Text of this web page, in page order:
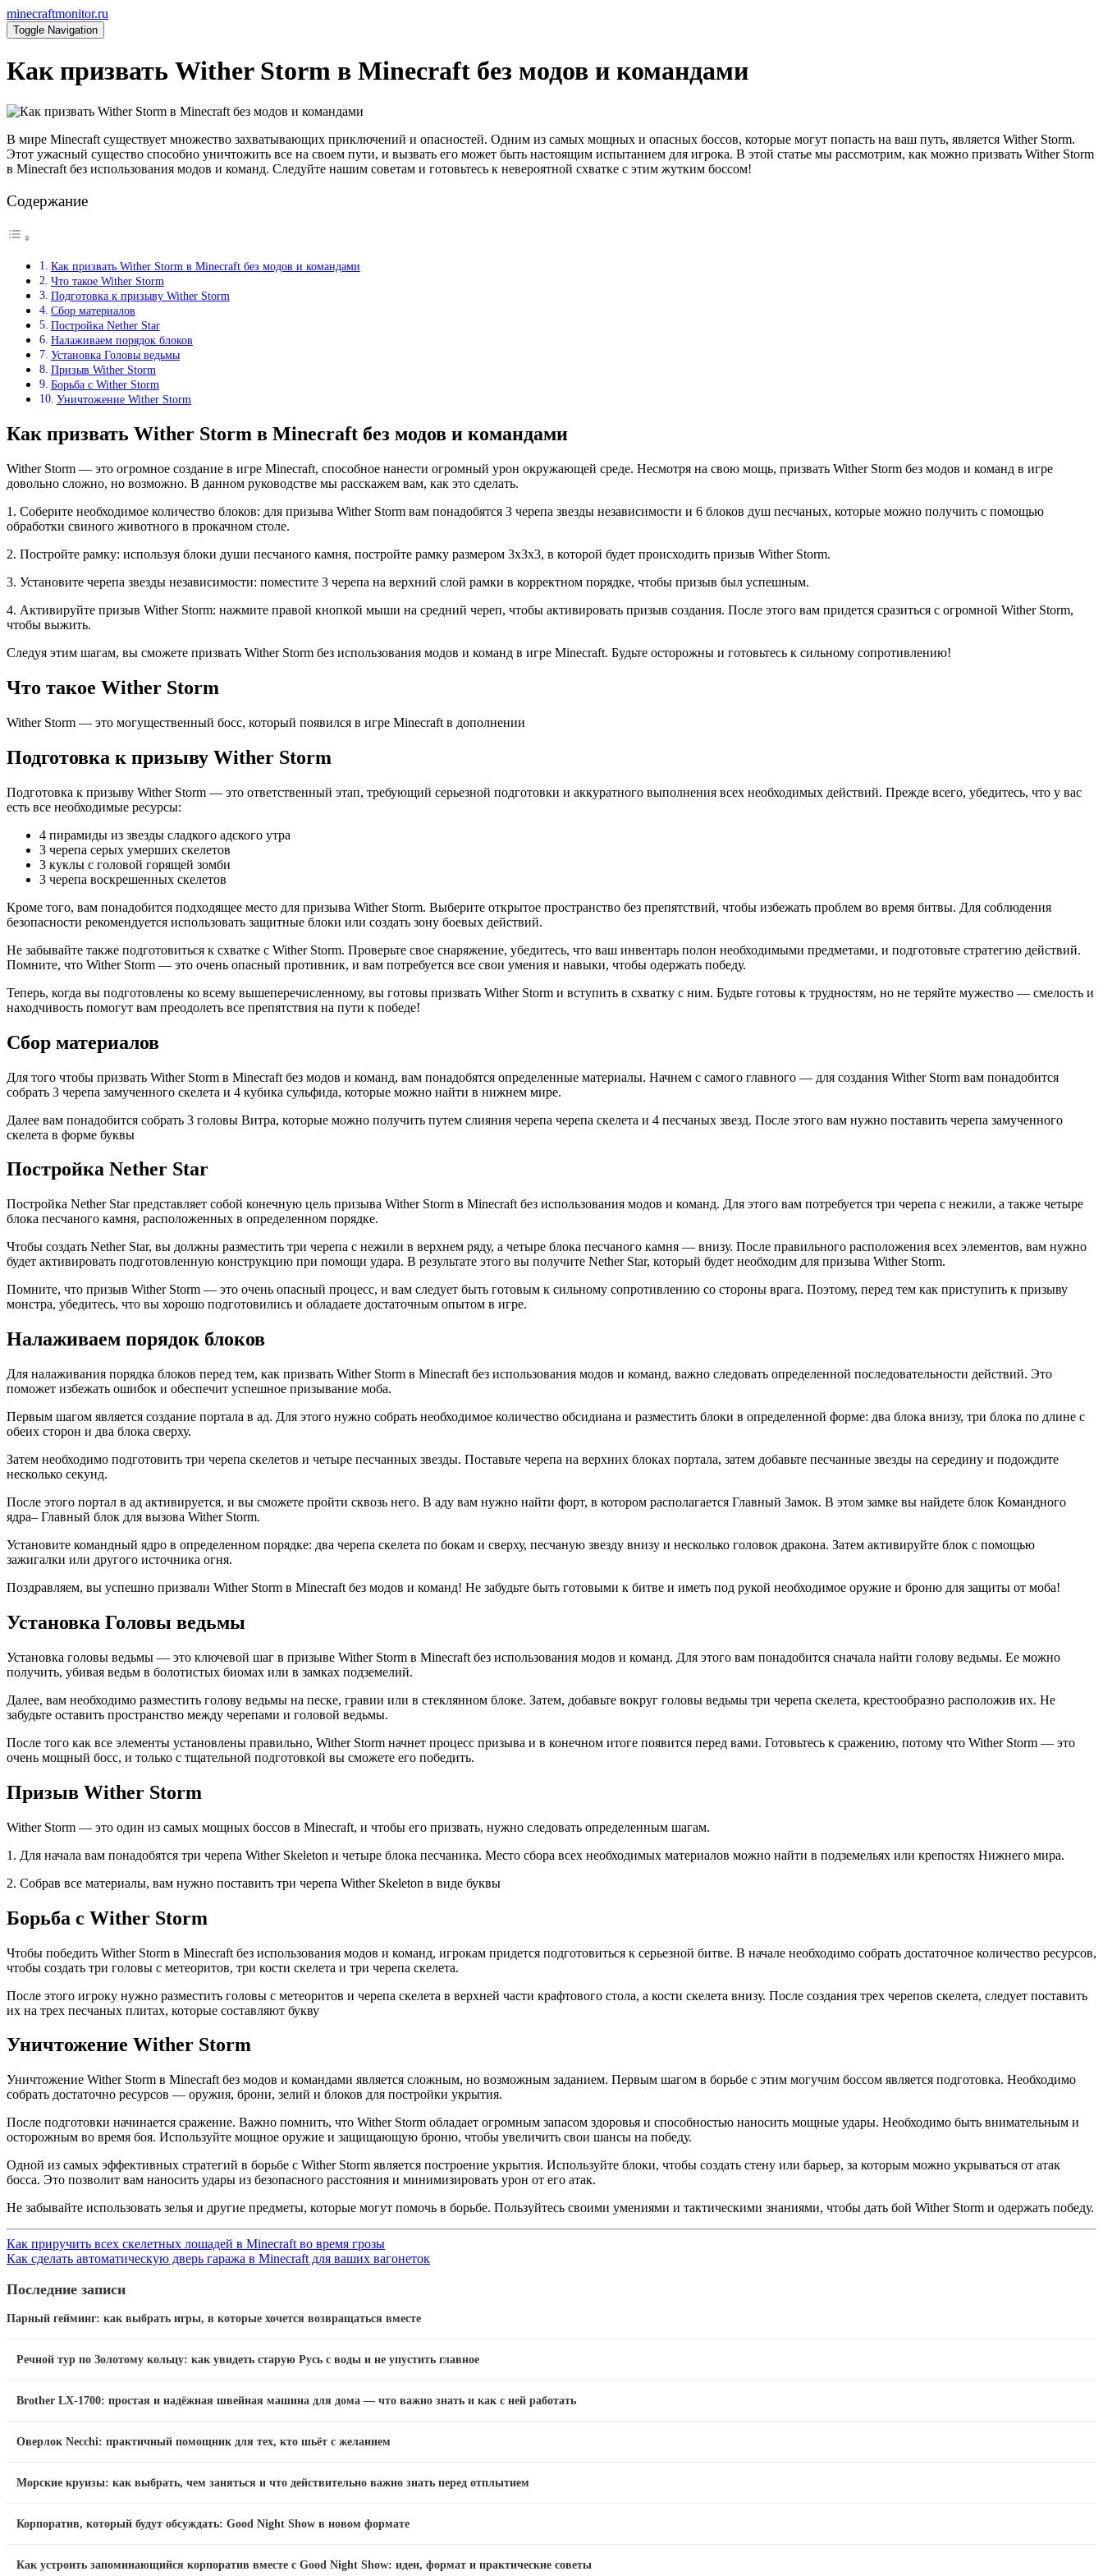
minecraftmonitor.ru
Toggle Navigation
Как призвать Wither Storm в Minecraft без модов и командами
В мире Minecraft существует множество захватывающих приключений и опасностей. Одним из самых мощных и опасных боссов, которые могут попасть на ваш путь, является Wither Storm.
Этот ужасный существо способно уничтожить все на своем пути, и вызвать его может быть настоящим испытанием для игрока. В этой статье мы рассмотрим, как можно призвать Wither Storm
в Minecraft без использования модов и команд. Следуйте нашим советам и готовьтесь к невероятной схватке с этим жутким боссом!
Содержание
Как призвать Wither Storm в Minecraft без модов и командами
Что такое Wither Storm
Подготовка к призыву Wither Storm
Сбор материалов
Постройка Nether Star
Налаживаем порядок блоков
Установка Головы ведьмы
Призыв Wither Storm
Борьба с Wither Storm
Уничтожение Wither Storm
Как призвать Wither Storm в Minecraft без модов и командами
Wither Storm — это огромное создание в игре Minecraft, способное нанести огромный урон окружающей среде. Несмотря на свою мощь, призвать Wither Storm без модов и команд в игре
довольно сложно, но возможно. В данном руководстве мы расскажем вам, как это сделать.
1. Соберите необходимое количество блоков: для призыва Wither Storm вам понадобятся 3 черепа звезды независимости и 6 блоков душ песчаных, которые можно получить с помощью
обработки свиного животного в прокачном столе.
2. Постройте рамку: используя блоки души песчаного камня, постройте рамку размером 3x3x3, в которой будет происходить призыв Wither Storm.
3. Установите черепа звезды независимости: поместите 3 черепа на верхний слой рамки в корректном порядке, чтобы призыв был успешным.
4. Активируйте призыв Wither Storm: нажмите правой кнопкой мыши на средний череп, чтобы активировать призыв создания. После этого вам придется сразиться с огромной Wither Storm,
чтобы выжить.
Следуя этим шагам, вы сможете призвать Wither Storm без использования модов и команд в игре Minecraft. Будьте осторожны и готовьтесь к сильному сопротивлению!
Что такое Wither Storm
Wither Storm — это могущественный босс, который появился в игре Minecraft в дополнении
Подготовка к призыву Wither Storm
Подготовка к призыву Wither Storm — это ответственный этап, требующий серьезной подготовки и аккуратного выполнения всех необходимых действий. Прежде всего, убедитесь, что у вас
есть все необходимые ресурсы:
4 пирамиды из звезды сладкого адского утра
3 черепа серых умерших скелетов
3 куклы с головой горящей зомби
3 черепа воскрешенных скелетов
Кроме того, вам понадобится подходящее место для призыва Wither Storm. Выберите открытое пространство без препятствий, чтобы избежать проблем во время битвы. Для соблюдения
безопасности рекомендуется использовать защитные блоки или создать зону боевых действий.
Не забывайте также подготовиться к схватке с Wither Storm. Проверьте свое снаряжение, убедитесь, что ваш инвентарь полон необходимыми предметами, и подготовьте стратегию действий.
Помните, что Wither Storm — это очень опасный противник, и вам потребуется все свои умения и навыки, чтобы одержать победу.
Теперь, когда вы подготовлены ко всему вышеперечисленному, вы готовы призвать Wither Storm и вступить в схватку с ним. Будьте готовы к трудностям, но не теряйте мужество — смелость и
находчивость помогут вам преодолеть все препятствия на пути к победе!
Сбор материалов
Для того чтобы призвать Wither Storm в Minecraft без модов и команд, вам понадобятся определенные материалы. Начнем с самого главного — для создания Wither Storm вам понадобится
собрать 3 черепа замученного скелета и 4 кубика сульфида, которые можно найти в нижнем мире.
Далее вам понадобится собрать 3 головы Витра, которые можно получить путем слияния черепа черепа скелета и 4 песчаных звезд. После этого вам нужно поставить черепа замученного
скелета в форме буквы
Постройка Nether Star
Постройка Nether Star представляет собой конечную цель призыва Wither Storm в Minecraft без использования модов и команд. Для этого вам потребуется три черепа с нежили, а также четыре
блока песчаного камня, расположенных в определенном порядке.
Чтобы создать Nether Star, вы должны разместить три черепа с нежили в верхнем ряду, а четыре блока песчаного камня — внизу. После правильного расположения всех элементов, вам нужно
будет активировать подготовленную конструкцию при помощи удара. В результате этого вы получите Nether Star, который будет необходим для призыва Wither Storm.
Помните, что призыв Wither Storm — это очень опасный процесс, и вам следует быть готовым к сильному сопротивлению со стороны врага. Поэтому, перед тем как приступить к призыву
монстра, убедитесь, что вы хорошо подготовились и обладаете достаточным опытом в игре.
Налаживаем порядок блоков
Для налаживания порядка блоков перед тем, как призвать Wither Storm в Minecraft без использования модов и команд, важно следовать определенной последовательности действий. Это
поможет избежать ошибок и обеспечит успешное призывание моба.
Первым шагом является создание портала в ад. Для этого нужно собрать необходимое количество обсидиана и разместить блоки в определенной форме: два блока внизу, три блока по длине с
обеих сторон и два блока сверху.
Затем необходимо подготовить три черепа скелетов и четыре песчанных звезды. Поставьте черепа на верхних блоках портала, затем добавьте песчанные звезды на середину и подождите
несколько секунд.
После этого портал в ад активируется, и вы сможете пройти сквозь него. В аду вам нужно найти форт, в котором располагается Главный Замок. В этом замке вы найдете блок Командного
ядра– Главный блок для вызова Wither Storm.
Установите командный ядро в определенном порядке: два черепа скелета по бокам и сверху, песчаную звезду внизу и несколько головок дракона. Затем активируйте блок с помощью
зажигалки или другого источника огня.
Поздравляем, вы успешно призвали Wither Storm в Minecraft без модов и команд! Не забудьте быть готовыми к битве и иметь под рукой необходимое оружие и броню для защиты от моба!
Установка Головы ведьмы
Установка головы ведьмы — это ключевой шаг в призыве Wither Storm в Minecraft без использования модов и команд. Для этого вам понадобится сначала найти голову ведьмы. Ее можно
получить, убивая ведьм в болотистых биомах или в замках подземелий.
Далее, вам необходимо разместить голову ведьмы на песке, гравии или в стеклянном блоке. Затем, добавьте вокруг головы ведьмы три черепа скелета, крестообразно расположив их. Не
забудьте оставить пространство между черепами и головой ведьмы.
После того как все элементы установлены правильно, Wither Storm начнет процесс призыва и в конечном итоге появится перед вами. Готовьтесь к сражению, потому что Wither Storm — это
очень мощный босс, и только с тщательной подготовкой вы сможете его победить.
Призыв Wither Storm
Wither Storm — это один из самых мощных боссов в Minecraft, и чтобы его призвать, нужно следовать определенным шагам.
1. Для начала вам понадобятся три черепа Wither Skeleton и четыре блока песчаника. Место сбора всех необходимых материалов можно найти в подземельях или крепостях Нижнего мира.
2. Собрав все материалы, вам нужно поставить три черепа Wither Skeleton в виде буквы
Борьба с Wither Storm
Чтобы победить Wither Storm в Minecraft без использования модов и команд, игрокам придется подготовиться к серьезной битве. В начале необходимо собрать достаточное количество ресурсов,
чтобы создать три головы с метеоритов, три кости скелета и три черепа скелета.
После этого игроку нужно разместить головы с метеоритов и черепа скелета в верхней части крафтового стола, а кости скелета внизу. После создания трех черепов скелета, следует поставить
их на трех песчаных плитах, которые составляют букву
Уничтожение Wither Storm
Уничтожение Wither Storm в Minecraft без модов и командами является сложным, но возможным заданием. Первым шагом в борьбе с этим могучим боссом является подготовка. Необходимо
собрать достаточно ресурсов — оружия, брони, зелий и блоков для постройки укрытия.
После подготовки начинается сражение. Важно помнить, что Wither Storm обладает огромным запасом здоровья и способностью наносить мощные удары. Необходимо быть внимательным и
осторожным во время боя. Используйте мощное оружие и защищающую броню, чтобы увеличить свои шансы на победу.
Одной из самых эффективных стратегий в борьбе с Wither Storm является построение укрытия. Используйте блоки, чтобы создать стену или барьер, за которым можно укрываться от атак
босса. Это позволит вам наносить удары из безопасного расстояния и минимизировать урон от его атак.
Не забывайте использовать зелья и другие предметы, которые могут помочь в борьбе. Пользуйтесь своими умениями и тактическими знаниями, чтобы дать бой Wither Storm и одержать победу.
Как приручить всех скелетных лошадей в Minecraft во время грозы
Как сделать автоматическую дверь гаража в Minecraft для ваших вагонеток
Последние записи
Парный гейминг: как выбрать игры, в которые хочется возвращаться вместе
Речной тур по Золотому кольцу: как увидеть старую Русь с воды и не упустить главное
Brother LX-1700: простая и надёжная швейная машина для дома — что важно знать и как с ней работать
Оверлок Necchi: практичный помощник для тех, кто шьёт с желанием
Морские круизы: как выбрать, чем заняться и что действительно важно знать перед отплытием
Корпоратив, который будут обсуждать: Good Night Show в новом формате
Как устроить запоминающийся корпоратив вместе с Good Night Show: идеи, формат и практические советы